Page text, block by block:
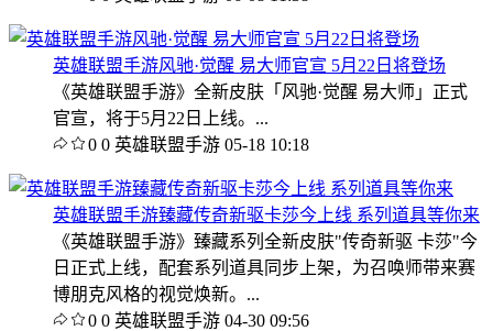
英雄联盟手游风驰·觉醒 易大师官宣 5月22日将登场
《英雄联盟手游》全新皮肤「风驰·觉醒 易大师」正式
官宣，将于5月22日上线。...
0 0 英雄联盟手游 05-18 10:18
英雄联盟手游臻藏传奇新驱卡莎今上线 系列道具等你来
《英雄联盟手游》臻藏系列全新皮肤"传奇新驱 卡莎"今
日正式上线，配套系列道具同步上架，为召唤师带来赛
博朋克风格的视觉焕新。...
0 0 英雄联盟手游 04-30 09:56